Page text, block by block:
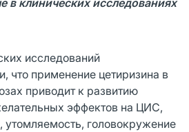
исследований
что применение цетиризина в
приводит к развитию
эффектов на ЦИС,
утомляемость, головокружение